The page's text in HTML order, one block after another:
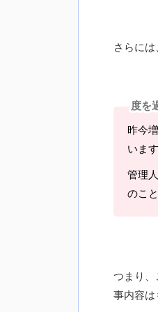
さらに
度を
昨今
います
管理
のこ
つまり
事内容